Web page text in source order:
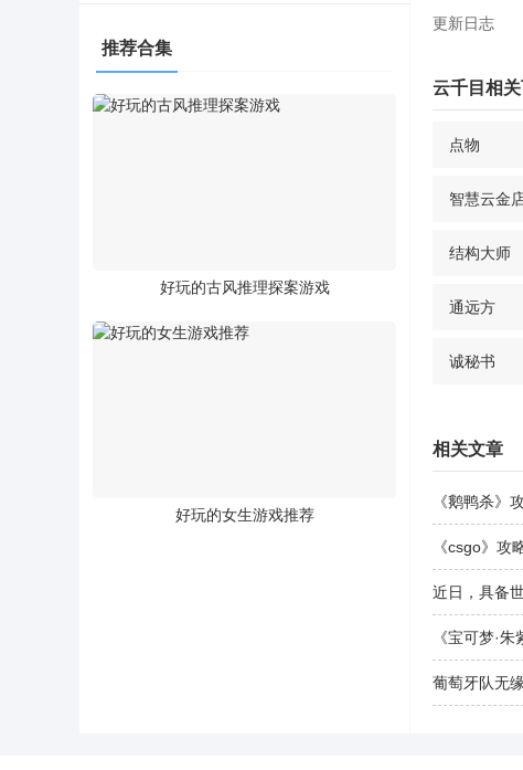
推荐合集
好玩的古风推理探案游戏
好玩的女生游戏推荐
更新日志
云千目相
点物
智慧云金
结构大师
通远方
诚秘书
相关文章
《鹅鸭杀
《csgo》
近日，具备
《宝可梦·
葡萄牙队无